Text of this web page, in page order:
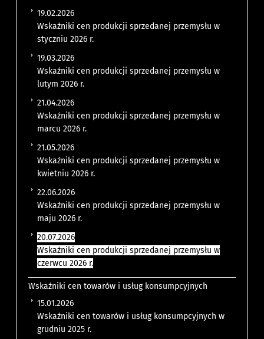
19.02.2026
Wskaźniki cen produkcji sprzedanej przemysłu w
styczniu 2026 r.
19.03.2026
Wskaźniki cen produkcji sprzedanej przemysłu w
lutym 2026 r.
21.04.2026
Wskaźniki cen produkcji sprzedanej przemysłu w
marcu 2026 r.
21.05.2026
Wskaźniki cen produkcji sprzedanej przemysłu w
kwietniu 2026 r.
22.06.2026
Wskaźniki cen produkcji sprzedanej przemysłu w
maju 2026 r.
20.07.2026
Wskaźniki cen produkcji sprzedanej przemysłu w
czerwcu 2026 r.
Wskaźniki cen towarów i usług konsumpcyjnych
15.01.2026
Wskaźniki cen towarów i usług konsumpcyjnych w
grudniu 2025 r.